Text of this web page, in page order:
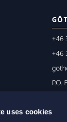
uses cookies
+46
+46
P.O.